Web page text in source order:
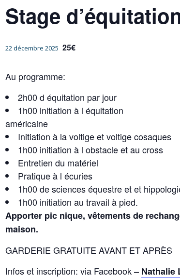
Stage
22 décembre 2025 25€
Au programme:
2h00 d équitation par jour
1h00 initiation à l équitation
américaine
Initiation à la voltige et voltige cosaques
1h00 initiation à l obstacle et au cross
Entretien du matériel
Pratique à l écuries
1h00 de sciences équestre et et
1h00 initiation au travail à pied.
Apporter pic nique, vêtements de
maison.
GARDERIE GRATUITE AVANT ET APRÈS
Infos et inscription: via Facebook – Nathalie